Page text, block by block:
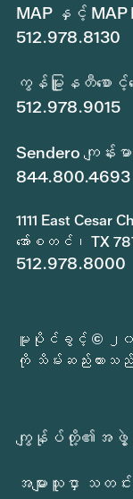
MAP နှင့် MAP
512.978.8130
ကွန်မြူနတီစောင့်
512.978.9015
Sendero ကျန်းမ
844.800.4693
1111 East Cesar
အော်စတင်၊ TX
512.978.8000
မူပိုင်ခွင့် © ၂၀၂
ကို သိမ်းဆည်းထားသ
ကျွန်ုပ်တို့၏အဖွဲ့သို့
အများသူငှာ သ